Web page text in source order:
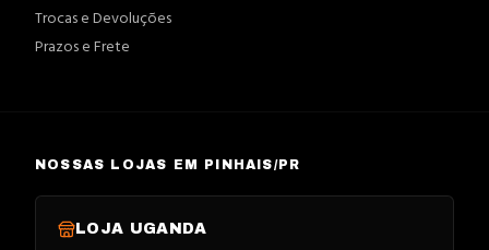
Trocas e Devoluções
Prazos e Frete
NOSSAS LOJAS EM PINHAIS/PR
LOJA UGANDA